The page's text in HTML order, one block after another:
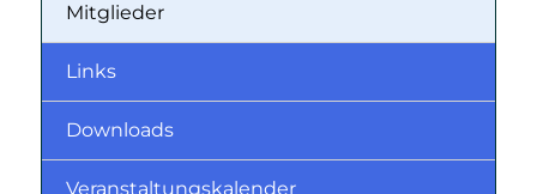
Mitglieder
Links
Downloads
Veranstaltungskalender